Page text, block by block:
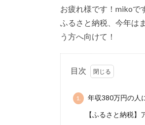
お疲れ様です！mikoで
ふるさと納税、今年は
う方へ向けて！
目次
1.
年収380万円の人
【ふるさと納税